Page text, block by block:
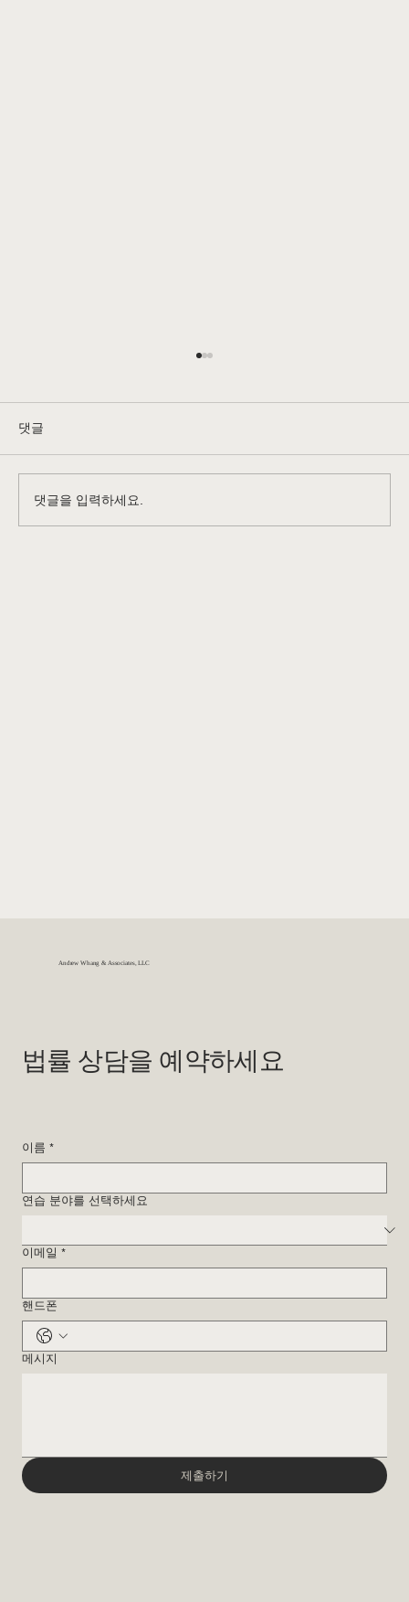
요즘같이 반이민정서가 팽창하고 비이민 비자받
투자로 본인과 배우자 및 21 세 미만 자녀들까지
체류신분을 얻을수 있는 비자가 바로 E-2 비자이
댓글
댓글을 입력하세요.
Andrew Whang & Associates, LLC
법률 상담을 예약하세요
이름 *
연습 분야를 선택하세요
이메일 *
핸드폰
메시지
제출하기